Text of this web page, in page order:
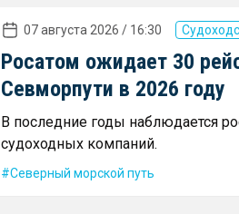
07 августа 2026 / 16:30
Росатом ожидает 30
Севморпути в 2026 году
В последние годы наблюдается
судоходных компаний.
Северный морской путь